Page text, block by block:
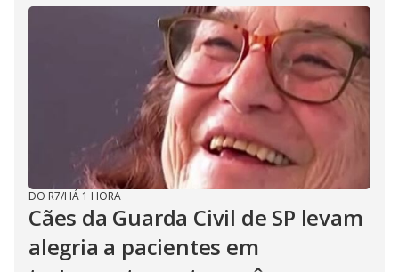
DO R7/HÁ 1 HORA
Cães da Guarda Civil de SP levam
alegria a pacientes em